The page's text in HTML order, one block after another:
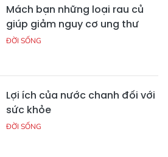
Mách bạn những loại rau củ
giúp giảm nguy cơ ung thư
ĐỜI SỐNG
Lợi ích của nước chanh đối với
sức khỏe
ĐỜI SỐNG